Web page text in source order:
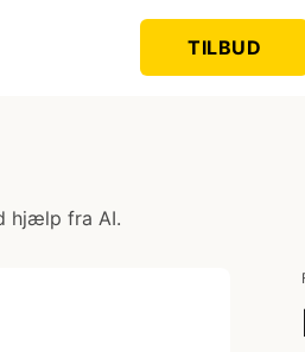
TILBUD
hjælp fra AI.